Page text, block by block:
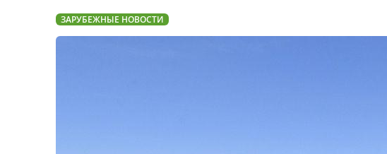
ЗАРУБЕЖНЫЕ НОВОСТИ